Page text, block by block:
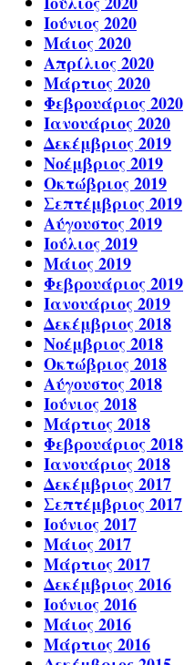
Ιούνιος 2020
Μάιος 2020
Απρίλιος 2020
Μάρτιος 2020
Φεβρουάριος 2020
Ιανουάριος 2020
Δεκέμβριος 2019
Νοέμβριος 2019
Οκτώβριος 2019
Σεπτέμβριος 2019
Αύγουστος 2019
Ιούλιος 2019
Μάιος 2019
Φεβρουάριος 2019
Ιανουάριος 2019
Δεκέμβριος 2018
Νοέμβριος 2018
Οκτώβριος 2018
Αύγουστος 2018
Ιούνιος 2018
Μάρτιος 2018
Φεβρουάριος 2018
Ιανουάριος 2018
Δεκέμβριος 2017
Σεπτέμβριος 2017
Ιούνιος 2017
Μάιος 2017
Μάρτιος 2017
Δεκέμβριος 2016
Ιούνιος 2016
Μάιος 2016
Μάρτιος 2016